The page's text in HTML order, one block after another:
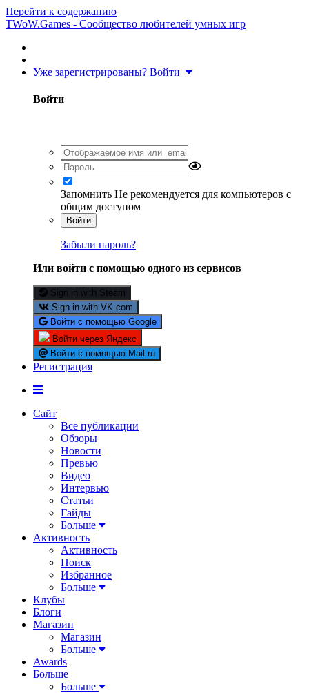
Перейти к содержанию
TWoW.Games - Сообщество любителей умных игр
Уже зарегистрированы? Войти
Войти
Запомнить Не рекомендуется для компьютеров с
общим доступом
Войти
Забыли пароль?
Или войти с помощью одного из сервисов
Sign in with Steam
Sign in with VK.com
Войти с помощью Google
Войти через Яндекс
Войти с помощью Mail.ru
Регистрация
Сайт
Все публикации
Обзоры
Новости
Превью
Видео
Интервью
Статьи
Гайды
Больше
Активность
Активность
Поиск
Избранное
Больше
Клубы
Блоги
Магазин
Магазин
Больше
Awards
Больше
Больше